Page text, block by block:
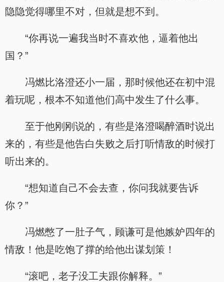
隐隐觉得哪里不对，但就是想不到。
“你再说一遍我当时不喜欢他，逼着他出
国？”
冯燃比洛澄还小一届，那时候他还在初中混
着玩呢，根本不知道他们高中发生了什么事。
至于他刚刚说的，有些是洛澄喝醉酒时说出
来的，有些是他告白失败之后打听情敌的时候打
听出来的。
“想知道自己不会去查，你问我就要告诉
你？”
冯燃憋了一肚子气，顾谦可是他嫉妒四年的
情敌！他是吃饱了撑的给他出谋划策！
“滚吧，老子没工夫跟你解释。”